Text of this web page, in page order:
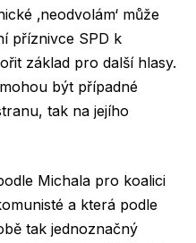
‚neodvolám‘ může
příznivce SPD k
základ pro další hlasy.
být případné
tak na jejího
Michala pro koalici
a která podle
tak jednoznačný